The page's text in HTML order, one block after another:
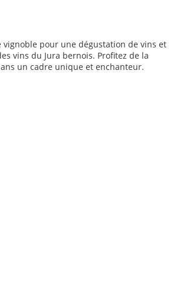
vignoble pour une dégustation de vins et
vins du Jura bernois. Profitez de la
un cadre unique et enchanteur.